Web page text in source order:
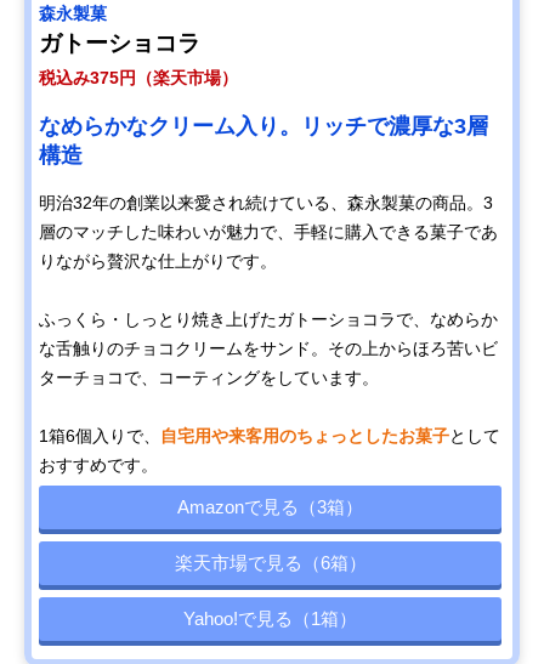
森永製菓
ガトーショコラ
税込み375円（楽天市場）
なめらかなクリーム入り。リッチで濃厚な3層
構造
明治32年の創業以来愛され続けている、森永製菓の商品。3
層のマッチした味わいが魅力で、手軽に購入できる菓子であ
りながら贅沢な仕上がりです。
ふっくら・しっとり焼き上げたガトーショコラで、なめらか
な舌触りのチョコクリームをサンド。その上からほろ苦いビ
ターチョコで、コーティングをしています。
1箱6個入りで、 自宅用や来客用のちょっとしたお菓子として
おすすめです。
Amazonで見る（3箱）
楽天市場で見る（6箱）
Yahoo!で見る（1箱）